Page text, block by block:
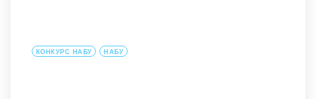
КОНКУРС НАБУ НАБУ